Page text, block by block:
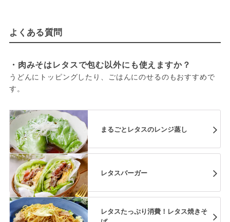
よくある質問
・肉みそはレタスで包む以外にも使えますか？
うどんにトッピングしたり、ごはんにのせるのもおすすめで
す。
まるごとレタスのレンジ蒸し
レタスバーガー
レタスたっぷり消費！レタス焼きそ